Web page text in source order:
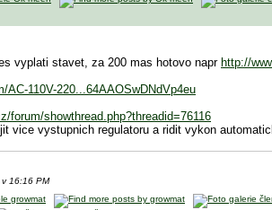
vyplati stavet, za 200 mas hotovo napr http://
AC-110V-220...64AAOSwDNdVp4eu
forum/showthread.php?threadid=76116
vice vystupnich regulatoru a ridit vykon
v 16:16 PM